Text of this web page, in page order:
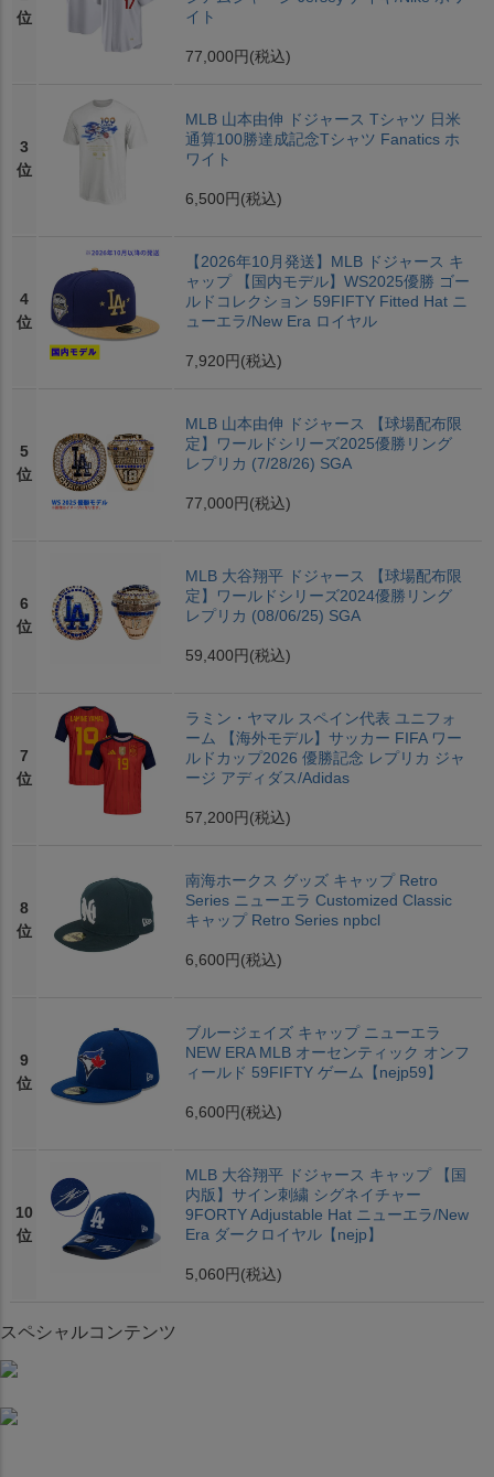
位
イト
77,000円 (税込)
3
位
MLB 山本由伸 ドジャース Tシャツ 日米
通算100勝達成記念Tシャツ Fanatics ホ
ワイト
6,500円 (税込)
4
位
【2026年10月発送】MLB ドジャース キ
ャップ 【国内モデル】WS2025優勝 ゴー
ルドコレクション 59FIFTY Fitted Hat ニ
ューエラ/New Era ロイヤル
7,920円 (税込)
5
位
MLB 山本由伸 ドジャース 【球場配布限
定】ワールドシリーズ2025優勝リング
レプリカ (7/28/26) SGA
77,000円 (税込)
6
位
MLB 大谷翔平 ドジャース 【球場配布限
定】ワールドシリーズ2024優勝リング
レプリカ (08/06/25) SGA
59,400円 (税込)
7
位
ラミン・ヤマル スペイン代表 ユニフォ
ーム 【海外モデル】サッカー FIFA ワー
ルドカップ2026 優勝記念 レプリカ ジャ
ージ アディダス/Adidas
57,200円 (税込)
8
位
南海ホークス グッズ キャップ Retro
Series ニューエラ Customized Classic
キャップ Retro Series npbcl
6,600円 (税込)
9
位
ブルージェイズ キャップ ニューエラ
NEW ERA MLB オーセンティック オンフ
ィールド 59FIFTY ゲーム【nejp59】
6,600円 (税込)
10
位
MLB 大谷翔平 ドジャース キャップ 【国
内版】サイン刺繍 シグネイチャー
9FORTY Adjustable Hat ニューエラ/New
Era ダークロイヤル【nejp】
5,060円 (税込)
スペシャルコンテンツ